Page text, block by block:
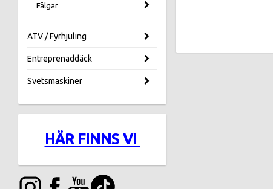
Fälgar
ATV / Fyrhjuling
Entreprenaddäck
Svetsmaskiner
HÄR FINNS VI